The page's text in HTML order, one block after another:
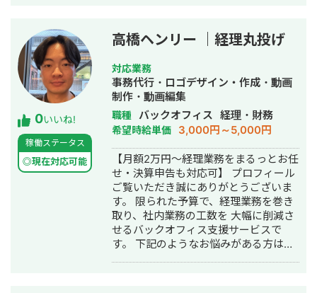
ドマネージャー2級の資格保有 ・専門
学校での講師経験あり ⭐︎こんな方にお
すすめです
・WebやLPを作りたいが、何から始め
ればいいか分からない事業主様 ・LP/
サイト改善のクリエイティブ面の依頼
したいマーケ会社様 ・デザインだけで
なく、企画や導線も含めて相談したい
企業様 ⭐︎ ご相談・お問い合わせについ
て
現在、Webサイト・LP制作を中心に、
集客や導線設計など課題解決に向けた
ご支援を行っています。 制作だけで終
わらせず、目的達成のために何が必要
かを一緒に整理し、 最適な形をご提案
業、特にSEO、MEO領域において、セ
ールス・カスタマーサクセス・プロダ
クト全体を統括。 検索プラットフォー
ムソリューションを軸にした集客支援
領域を主に担当。 MEO対策では累計
4,500店舗以上の対策を監修。 2021年1
月 株式会社プロモスト 辞任 2021年
1月 株式会社MainC（メインク） 設
立
0いいね!
稼働ステータス
◎現在対応可能
高橋ヘンリー ｜経理丸投げ
対応業務
事務代行・ロゴデザイン・作成・動画
制作・動画編集
職種 バックオフィス 経理・財務
希望時給単価 3,000円～5,000円
【月額2万円〜経理業務をまるっとお任
せ・決算申告も対応可】 プロフィール
ご覧いただき誠にありがとうございま
す。 限られた予算で、経理業務を巻き
取り、社内業務の工数を 大幅に削減さ
せるバックオフィス支援サービスで
す。 下記のようなお悩みがある方はぜ